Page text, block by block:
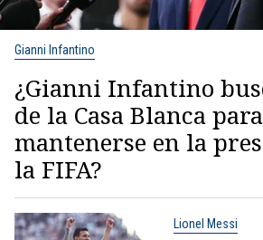
Gianni Infantino
¿Gianni Infantino
de la Casa Blanca para
mantenerse en la
la FIFA?
Lionel Messi